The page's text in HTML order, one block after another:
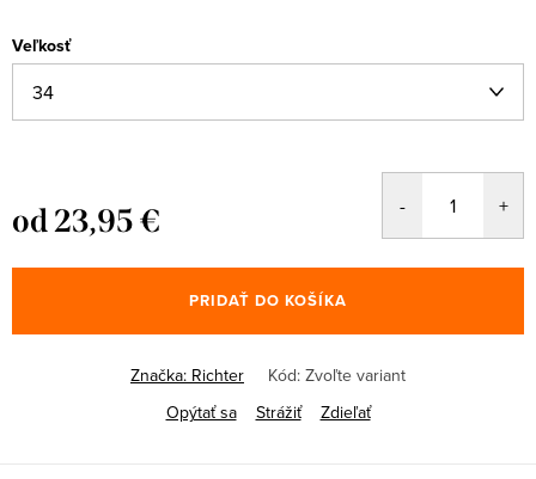
Veľkosť
od23,95 €
cena:
PRIDAŤ DO KOŠÍKA
Značka: Richter Kód: Zvoľte variant
Opýtať sa
Strážiť Zdieľať